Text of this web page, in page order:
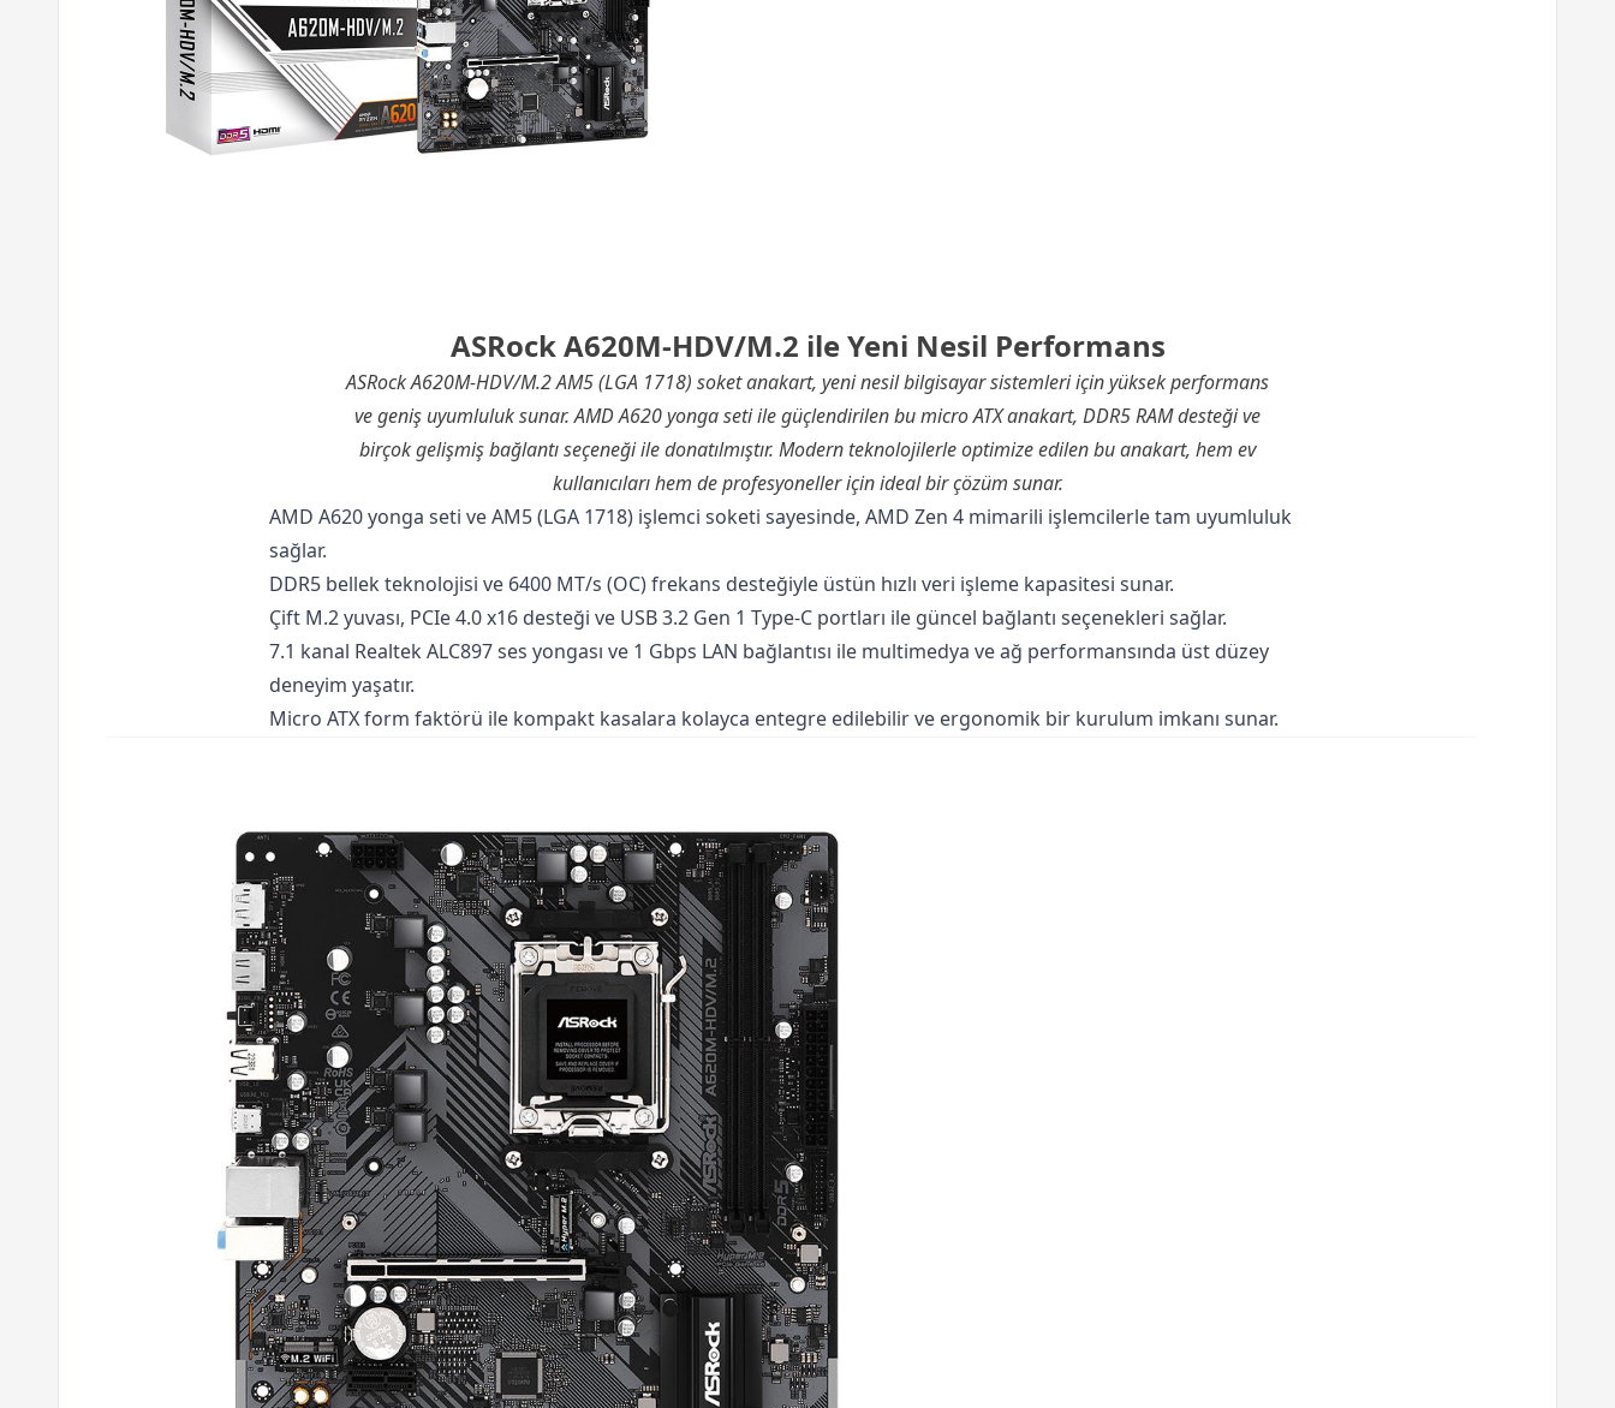
ASRock A620M-HDV/M.2 ile Yeni Nesil Performans
ASRock A620M-HDV/M.2 AM5 (LGA 1718) soket anakart, yeni nesil bilgisayar sistemleri için yüksek performans
ve geniş uyumluluk sunar. AMD A620 yonga seti ile güçlendirilen bu micro ATX anakart, DDR5 RAM desteği ve
birçok gelişmiş bağlantı seçeneği ile donatılmıştır. Modern teknolojilerle optimize edilen bu anakart, hem ev
kullanıcıları hem de profesyoneller için ideal bir çözüm sunar.
AMD A620 yonga seti ve AM5 (LGA 1718) işlemci soketi sayesinde, AMD Zen 4 mimarili işlemcilerle tam uyumluluk
sağlar.
DDR5 bellek teknolojisi ve 6400 MT/s (OC) frekans desteğiyle üstün hızlı veri işleme kapasitesi sunar.
Çift M.2 yuvası, PCIe 4.0 x16 desteği ve USB 3.2 Gen 1 Type-C portları ile güncel bağlantı seçenekleri sağlar.
7.1 kanal Realtek ALC897 ses yongası ve 1 Gbps LAN bağlantısı ile multimedya ve ağ performansında üst düzey
deneyim yaşatır.
Micro ATX form faktörü ile kompakt kasalara kolayca entegre edilebilir ve ergonomik bir kurulum imkanı sunar.